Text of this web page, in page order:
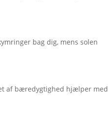
bag dig, mens solen
af bæredygtighed hjælper med